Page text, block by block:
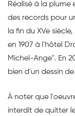
Réalisé à la plume
des records pour
la fin du XVe
en 1907 à l'hôtel
Michel-Ange". En
bien d'un dessin
À noter que
interdit de quitter